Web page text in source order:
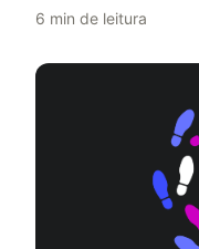
6 min de leitura